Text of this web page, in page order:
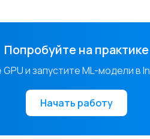
Попробуйте на практике
и запустите ML-модели в
Начать работу